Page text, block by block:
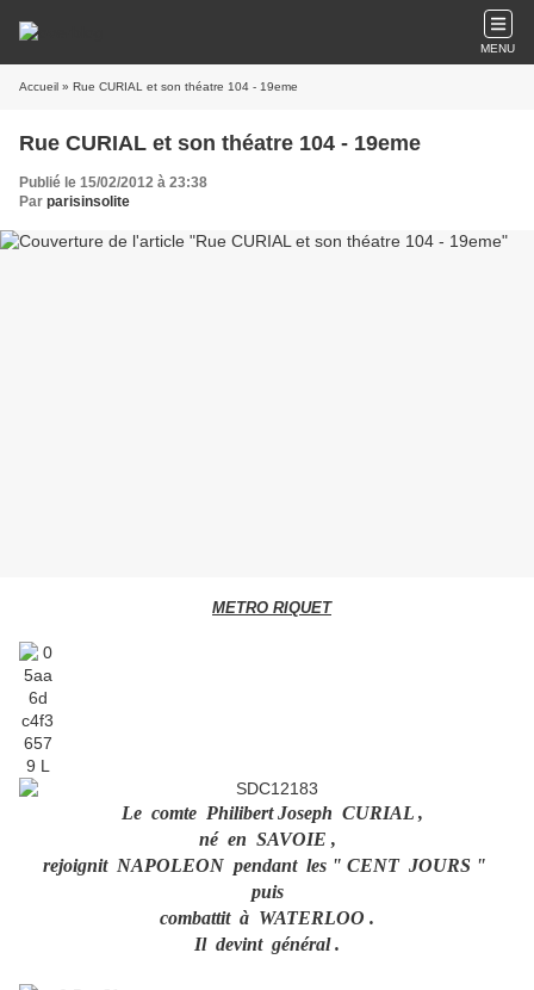
MENU
Accueil » Rue CURIAL et son théatre 104 - 19eme
Rue CURIAL et son théatre 104 - 19eme
Publié le 15/02/2012 à 23:38
Par parisinsolite
METRO RIQUET
Le comte Philibert Joseph CURIAL ,
né en SAVOIE ,
rejoignit NAPOLEON pendant les " CENT JOURS "
puis
combattit à WATERLOO .
Il devint général .